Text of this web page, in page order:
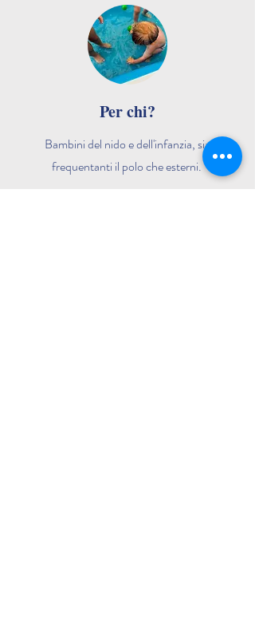
Per chi?
Bambini del nido e dell'infanzia, sia
frequentanti il polo che esterni.